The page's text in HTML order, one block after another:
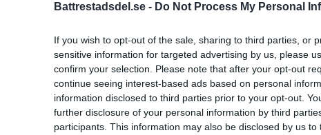
Battrestadsdel.se - Do Not Process My Personal
If you wish to opt-out of the sale, sharing to third parties, or
sensitive information for targeted advertising by us, please
confirm your selection. Please note that after your opt-out
continue seeing interest-based ads based on personal
information disclosed to third parties prior to your opt-out.
further disclosure of your personal information by third
participants. This information may also be disclosed by us
AD KAN
STARTAR